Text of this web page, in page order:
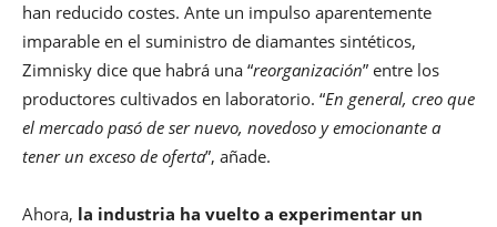
han reducido costes. Ante un impulso aparentemente
imparable en el suministro de diamantes sintéticos,
Zimnisky dice que habrá una “reorganización” entre los
productores cultivados en laboratorio. “En general, creo que
el mercado pasó de ser nuevo, novedoso y emocionante a
tener un exceso de oferta”, añade.
Ahora, la industria ha vuelto a experimentar un